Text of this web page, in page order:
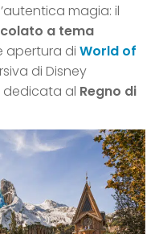
magia: il
a tema
apertura di World of
di Disney
dedicata al Regno di